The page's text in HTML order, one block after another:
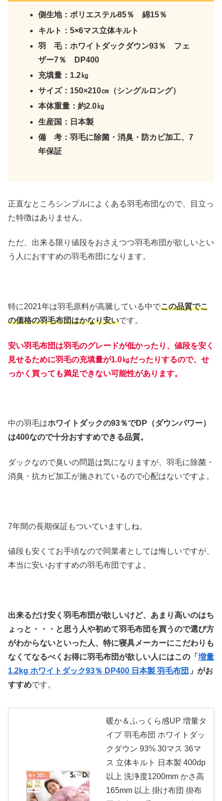
側生地：ポリエステル85％ 綿15％
キルト：5×6マス立体キルト
羽 毛：ホワイトダックダウン93％ フェ
ザー7％ DP400
充填量：1.2㎏
サイズ：150×210㎝（シングルロング）
本体重量：約2.0㎏
生産国：日本製
備 考：羽毛に除菌・消臭・防カビ加工、7
年保証
正直なところシンプルによくある羽毛布団なので、目立っ
た特徴はありません。
ただ、出来る限り値段をおさえつつ羽毛布団が欲しいとい
う人におすすめの羽毛布団になります。
特に2021年は羽毛原料が高騰している中でこの品質でこ
の価格の羽毛布団はかなり安いです。
安い羽毛布団は羽毛のグレードが低かったり、値段を安く
見せるために羽毛の充填量が1.0㎏だったりするので、せ
っかく買っても満足できない可能性があります。
中の羽毛はホワイトダックの93％でDP（ダウンパワー）
は400なので十分おすすめできる品質。
ダックなので臭いの問題は気になりますが、羽毛に除菌・
消臭・抗カビ加工が施されているので心配はないですよ。
7年間の長期保証もついていますしね。
値段も安くてお手頃なので同業者としては悔しいですが、
本当に安いおすすめの羽毛布団ですよ。
出来るだけ安く羽毛布団が欲しいけど、あまり高いのはち
ょっと・・・と思う人や初めて羽毛布団を買うので選び方
がわからないといった人、特に寝具メーカーにこだわりも
なくてなるべくお得に羽毛布団が欲しい人にはこの「 増量
1.2kg ホワイトダック93％ DP400 日本製 羽毛布団 」がお
すすめです。
暖か＆ふっくら感UP 増量タ
イプ 羽毛布団 ホワイトダッ
クダウン 93% 30マス 36マ
ス 立体キルト 日本製 400dp
以上 洗浄度1200mm かさ高
165mm 以上 掛け布団 掛布